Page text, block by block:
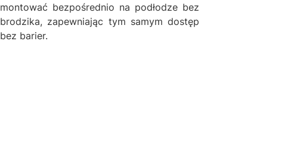
montować bezpośrednio na podłodze bez
brodzika, zapewniając tym samym dostęp
bez barier.